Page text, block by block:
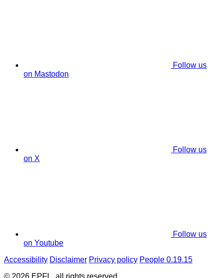
Follow us
on Mastodon
Follow us
on X
Follow us
on Youtube
Accessibility Disclaimer Privacy policy People 0.19.15